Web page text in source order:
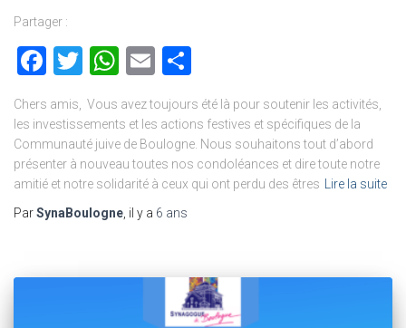
Partager :
Facebook
Twitter
WhatsApp
Email
Chers amis, Vous avez toujours été là pour soutenir les activités,
les investissements et les actions festives et spécifiques de la
Communauté juive de Boulogne. Nous souhaitons tout d’abord
présenter à nouveau toutes nos condoléances et dire toute notre
amitié et notre solidarité à ceux qui ont perdu des êtres
Lire la suite
ParSynaBoulogne , il y a 6 ans